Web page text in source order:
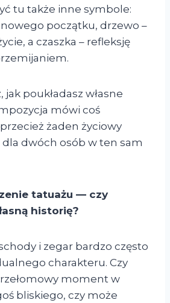
tu także inne symbole:
początku, drzewo –
a czaszka – refleksję
jak poukładasz własne
mówi coś
żaden życiowy
dla dwóch osób w ten sam
tatuażu — czy
historię?
i zegar bardzo często
charakteru. Czy
moment w
bliskiego, czy może